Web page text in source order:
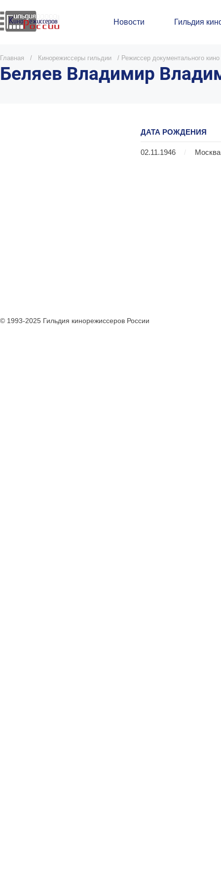
Новости Гильдия
Главная / Кинорежиссеры гильдии / Режиссер документального кино
Беляев Владимир
ДАТА РОЖДЕНИЯ
02.11.1946 / Москва
© 1993-2025 Гильдия кинорежиссеров России